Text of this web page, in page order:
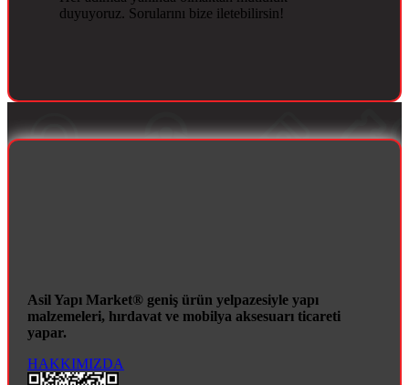
duyuyoruz. Sorularını bize iletebilirsin!
Asil Yapı Market® geniş ürün yelpazesiyle yapı
malzemeleri, hırdavat ve mobilya aksesuarı ticareti
yapar.
HAKKIMIZDA